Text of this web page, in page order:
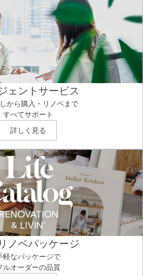
ェントサービス
から購入・リノベまで
すべてサポート
詳しく見る
ノベパッケージ
軽なパッケージで
ルオーダーの品質